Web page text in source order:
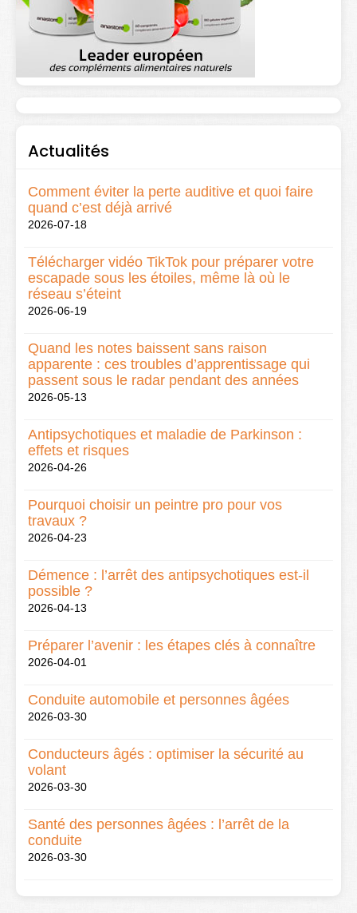
Actualités
Comment éviter la perte auditive et quoi faire
quand c’est déjà arrivé
2026-07-18
Télécharger vidéo TikTok pour préparer votre
escapade sous les étoiles, même là où le
réseau s’éteint
2026-06-19
Quand les notes baissent sans raison
apparente : ces troubles d’apprentissage qui
passent sous le radar pendant des années
2026-05-13
Antipsychotiques et maladie de Parkinson :
effets et risques
2026-04-26
Pourquoi choisir un peintre pro pour vos
travaux ?
2026-04-23
Démence : l’arrêt des antipsychotiques est-il
possible ?
2026-04-13
Préparer l’avenir : les étapes clés à connaître
2026-04-01
Conduite automobile et personnes âgées
2026-03-30
Conducteurs âgés : optimiser la sécurité au
volant
2026-03-30
Santé des personnes âgées : l’arrêt de la
conduite
2026-03-30